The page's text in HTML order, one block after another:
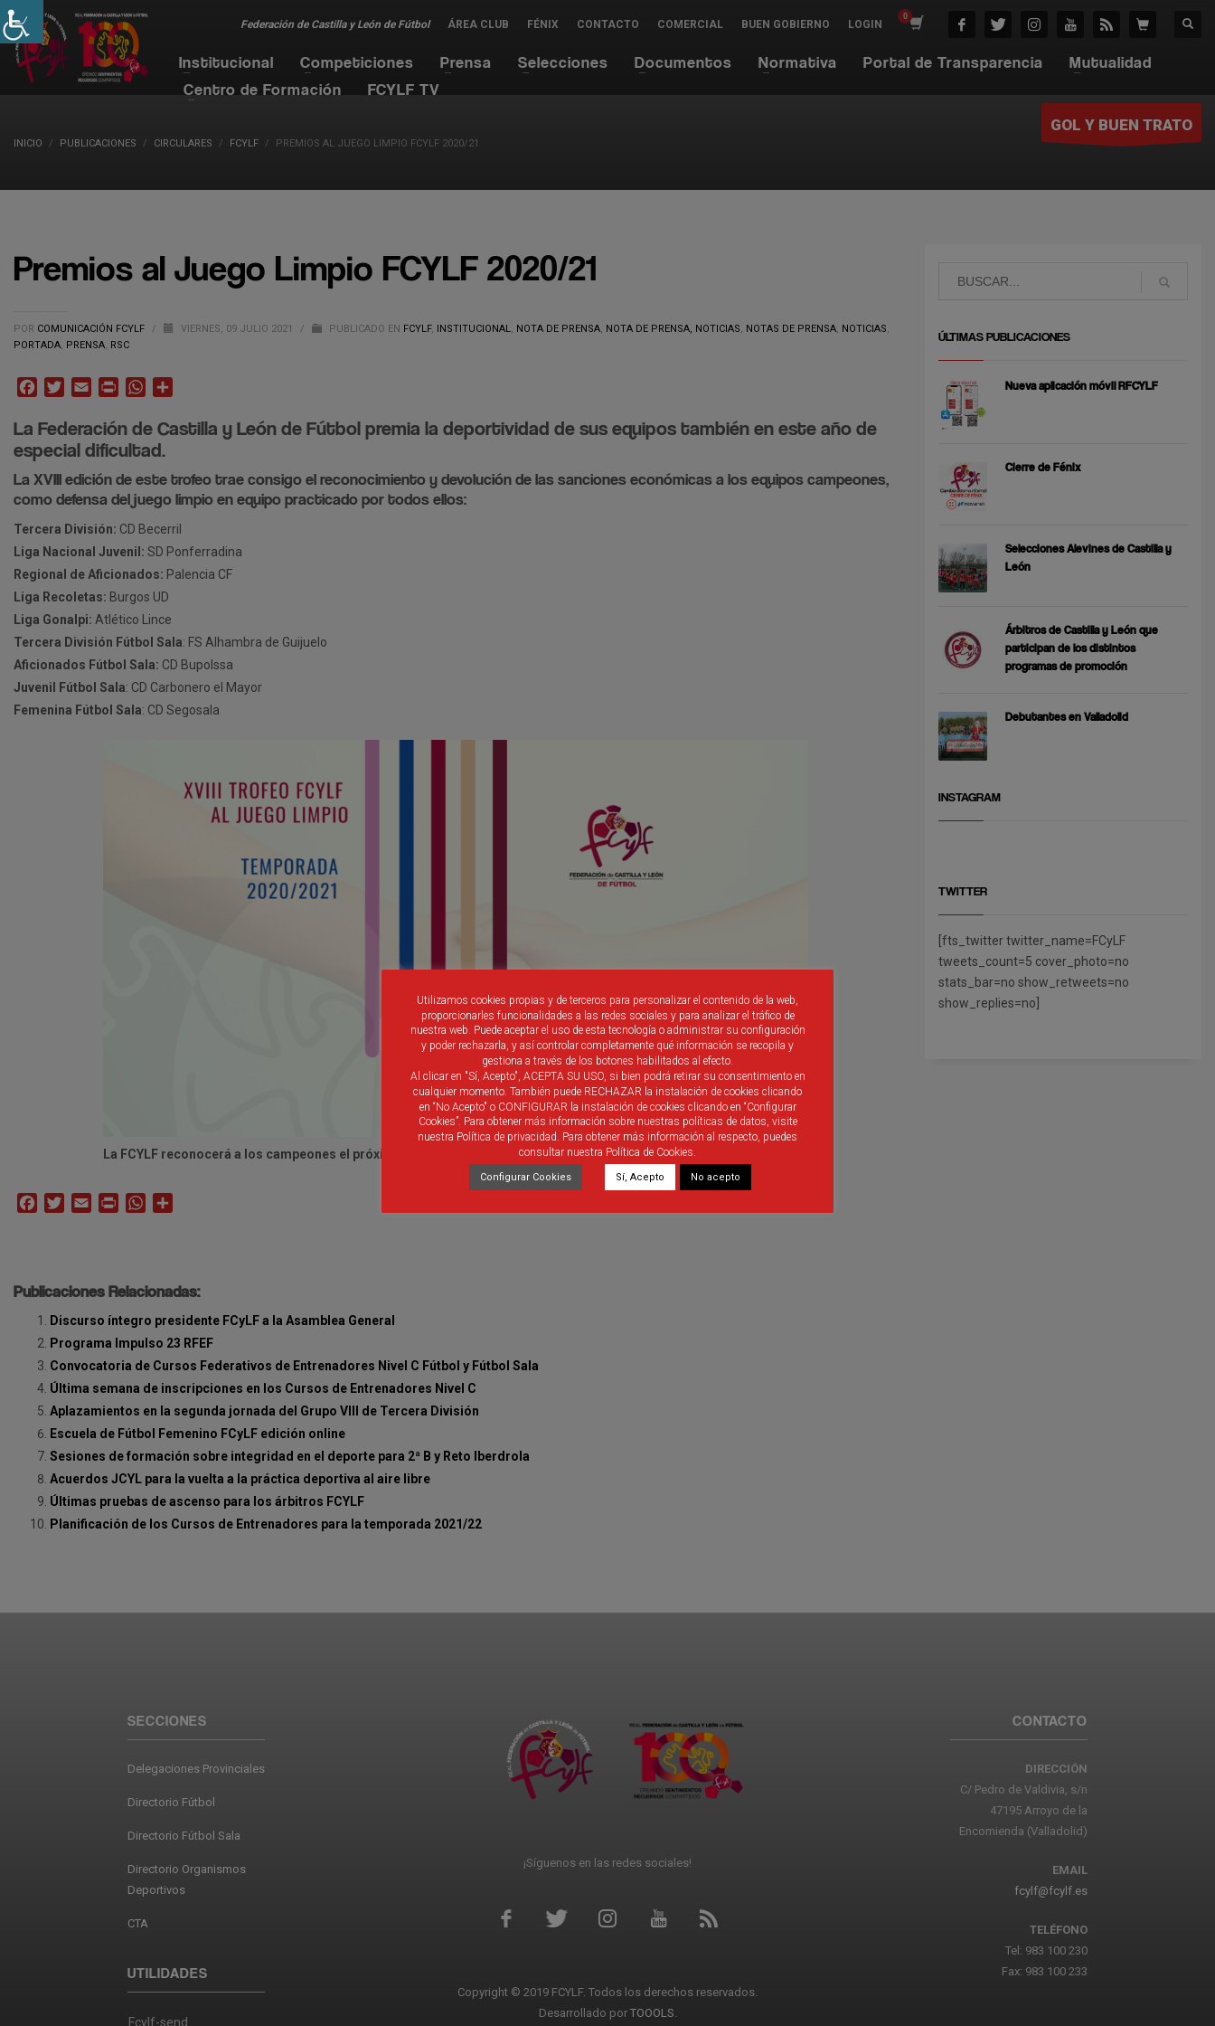
Federación de Castilla y León de Fútbol ÁREA CLUB FÉNIX CONTACTO COMERCIAL BUEN GOBIERNO LOGIN
Institucional Competiciones Prensa Selecciones Documentos Normativa Portal de Transparencia
Mutualidad
Centro de Formación
FCYLF TV
GOL Y BUEN TRATO
INICIO PUBLICACIONES CIRCULARES FCYLF PREMIOS AL JUEGO LIMPIO FCYLF 2020/21
Premios al Juego Limpio FCYLF 2020/21
POR COMUNICACIÓN FCYLF / VIERNES, 09 JULIO 2021 / PUBLICADO EN FCYLF, INSTITUCIONAL, NOTA DE PRENSA, NOTA DE PRENSA, NOTICIAS, NOTAS DE PRENSA, NOTICIAS,
PORTADA, PRENSA, RSC
FacebookTwitterEmail Print WhatsApp
La Federación de Castilla y León de Fútbol premia la deportividad de sus equipos también en este año de
especial dificultad.
La XVIII edición de este trofeo trae consigo el reconocimiento y devolución de las sanciones económicas a los equipos campeones,
como defensa del juego limpio en equipo practicado por todos ellos:
Tercera División: CD Becerril
Liga Nacional Juvenil: SD Ponferradina
Regional de Aficionados: Palencia CF
Liga Recoletas: Burgos UD
Liga Gonalpi: Atlético Lince
Tercera División Fútbol Sala: FS Alhambra de Guijuelo
Aficionados Fútbol Sala: CD Bupolssa
Juvenil Fútbol Sala: CD Carbonero el Mayor
Femenina Fútbol Sala: CD Segosala
La FCYLF reconocerá a los campeones el próximo 29 de julio, al término de la Asamblea General.
FacebookTwitterEmail Print WhatsApp
Publicaciones Relacionadas:
Discurso íntegro presidente FCyLF a la Asamblea General
Programa Impulso 23 RFEF
Convocatoria de Cursos Federativos de Entrenadores Nivel C Fútbol y Fútbol Sala
Última semana de inscripciones en los Cursos de Entrenadores Nivel C
Aplazamientos en la segunda jornada del Grupo VIII de Tercera División
Escuela de Fútbol Femenino FCyLF edición online
Sesiones de formación sobre integridad en el deporte para 2ª B y Reto Iberdrola
Acuerdos JCYL para la vuelta a la práctica deportiva al aire libre
Últimas pruebas de ascenso para los árbitros FCYLF
Planificación de los Cursos de Entrenadores para la temporada 2021/22
ÚLTIMAS PUBLICACIONES
Nueva aplicación móvil RFCYLF
Cierre de Fénix
Selecciones Alevines de Castilla y
León
Árbitros de Castilla y León que
participan de los distintos
programas de promoción
Debutantes en Valladolid
INSTAGRAM
TWITTER
[fts_twitter twitter_name=FCyLF
tweets_count=5 cover_photo=no
stats_bar=no show_retweets=no
show_replies=no]
SECCIONES
Delegaciones Provinciales
Directorio Fútbol
Directorio Fútbol Sala
Directorio Organismos
Deportivos
CTA
UTILIDADES
Fcylf-send
¡Síguenos en las redes sociales!
Copyright © 2019 FCYLF. Todos los derechos reservados.
Desarrollado por TOOOLS.
CONTACTO
DIRECCIÓN
C/ Pedro de Valdivia, s/n
47195 Arroyo de la
Encomienda (Valladolid)
EMAIL
fcylf@fcylf.es
TELÉFONO
Tel: 983 100 230
Fax: 983 100 233
Utilizamos cookies propias y de terceros para personalizar el contenido de la web,
proporcionarles funcionalidades a las redes sociales y para analizar el tráfico de
nuestra web. Puede aceptar el uso de esta tecnología o administrar su configuración
y poder rechazarla, y así controlar completamente qué información se recopila y
gestiona a través de los botones habilitados al efecto.
Al clicar en "Sí, Acepto", ACEPTA SU USO, si bien podrá retirar su consentimiento en
cualquier momento. También puede RECHAZAR la instalación de cookies clicando
en “No Acepto" o CONFIGURAR la instalación de cookies clicando en “Configurar
Cookies”. Para obtener más información sobre nuestras políticas de datos, visite
nuestra Política de privacidad. Para obtener más información al respecto, puedes
consultar nuestra Política de Cookies.
Configurar Cookies Sí, Acepto No acepto